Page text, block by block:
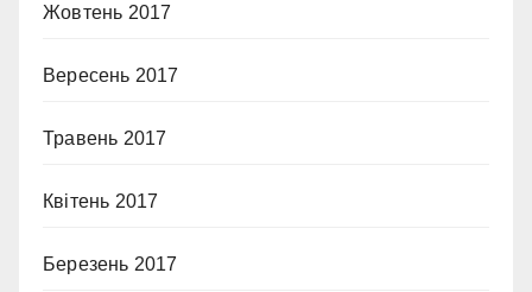
Жовтень 2017
Вересень 2017
Травень 2017
Квітень 2017
Березень 2017